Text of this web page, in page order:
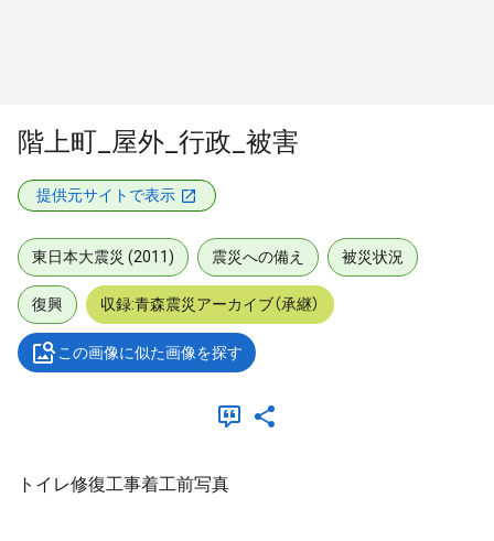
階上町_屋外_行政_被害
提供元サイトで表示
東日本大震災 (2011) 震災への備え 被災状況
復興 収録:青森震災アーカイブ（承継）
この画像に似た画像を探す
トイレ修復工事着工前写真